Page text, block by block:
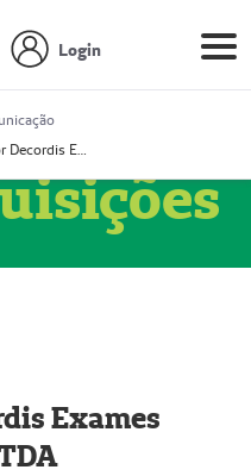
Login
Prestador Decordis Exames Cardiológicos LTDA (51004346-0)
Exames